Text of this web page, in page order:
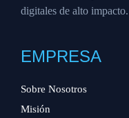
digitales de alto impacto.
EMPRESA
Sobre Nosotros
Misión